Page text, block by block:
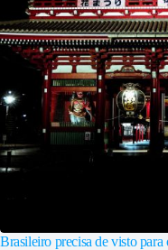
Brasileiro precisa de visto